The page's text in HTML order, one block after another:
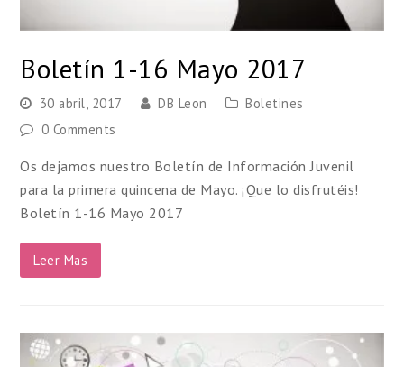
Boletín 1-16 Mayo 2017
30 abril, 2017 DB Leon
Boletines
0 Comments
Os dejamos nuestro Boletín de Información Juvenil
para la primera quincena de Mayo. ¡Que lo disfrutéis!
Boletín 1-16 Mayo 2017
Leer Mas